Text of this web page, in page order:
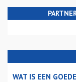
WAT IS EEN